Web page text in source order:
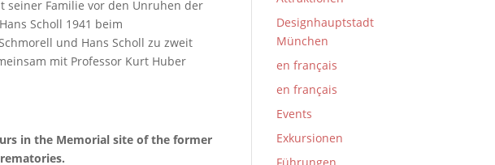
Familie vor den Unruhen der
Scholl 1941 beim
und Hans Scholl zu zweit
mit Professor Kurt Huber
in the Memorial site of the former
Designhauptstadt
München
en français
en français
Events
Exkursionen